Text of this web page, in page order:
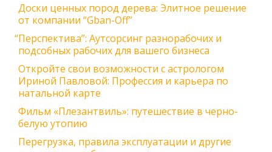
Доски ценных пород дерева: Элитное решение
от компании “Gban-Off”
“Перспектива”: Аутсорсинг разнорабочих и
подсобных рабочих для вашего бизнеса
Откройте свои возможности с астрологом
Ириной Павловой: Профессия и карьера по
натальной карте
Фильм «Плезантвиль»: путешествие в черно-
белую утопию
Перегрузка, правила эксплуатации и другие